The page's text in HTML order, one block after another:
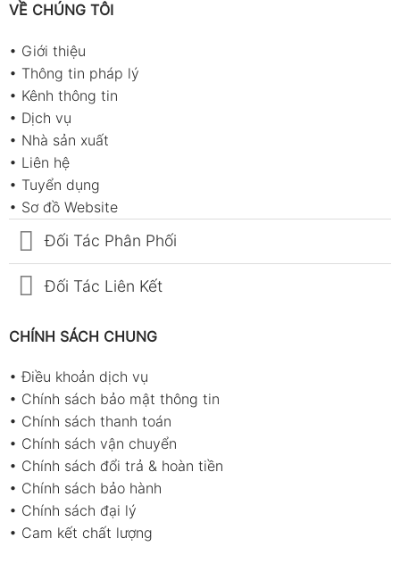
VỀ CHÚNG TÔI
• Giới thiệu
• Thông tin pháp lý
• Kênh thông tin
• Dịch vụ
• Nhà sản xuất
• Liên hệ
• Tuyển dụng
• Sơ đồ Website
Đối Tác Phân Phối
Đối Tác Liên Kết
CHÍNH SÁCH CHUNG
•Điều khoản dịch vụ
• Chính sách bảo mật thông tin
• Chính sách thanh toán
• Chính sách vận chuyển
• Chính sách đổi trả & hoàn tiền
• Chính sách bảo hành
• Chính sách đại lý
• Cam kết chất lượng